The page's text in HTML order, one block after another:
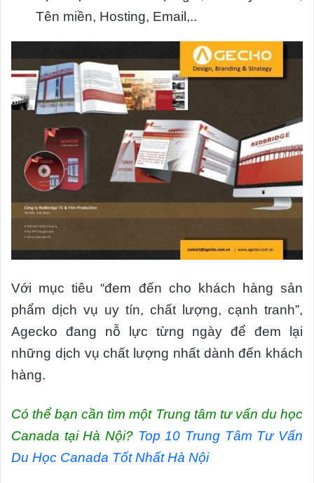
Tên miền, Hosting, Email,..
Với mục tiêu “đem đến cho khách hàng sản
phẩm dịch vụ uy tín, chất lượng, cạnh tranh”,
Agecko đang nỗ lực từng ngày để đem lại
những dịch vụ chất lượng nhất dành đến khách
hàng.
Có thể bạn cần tìm một Trung tâm tư vấn du học
Canada tại Hà Nội? Top 10 Trung Tâm Tư Vấn
Du Học Canada Tốt Nhất Hà Nội